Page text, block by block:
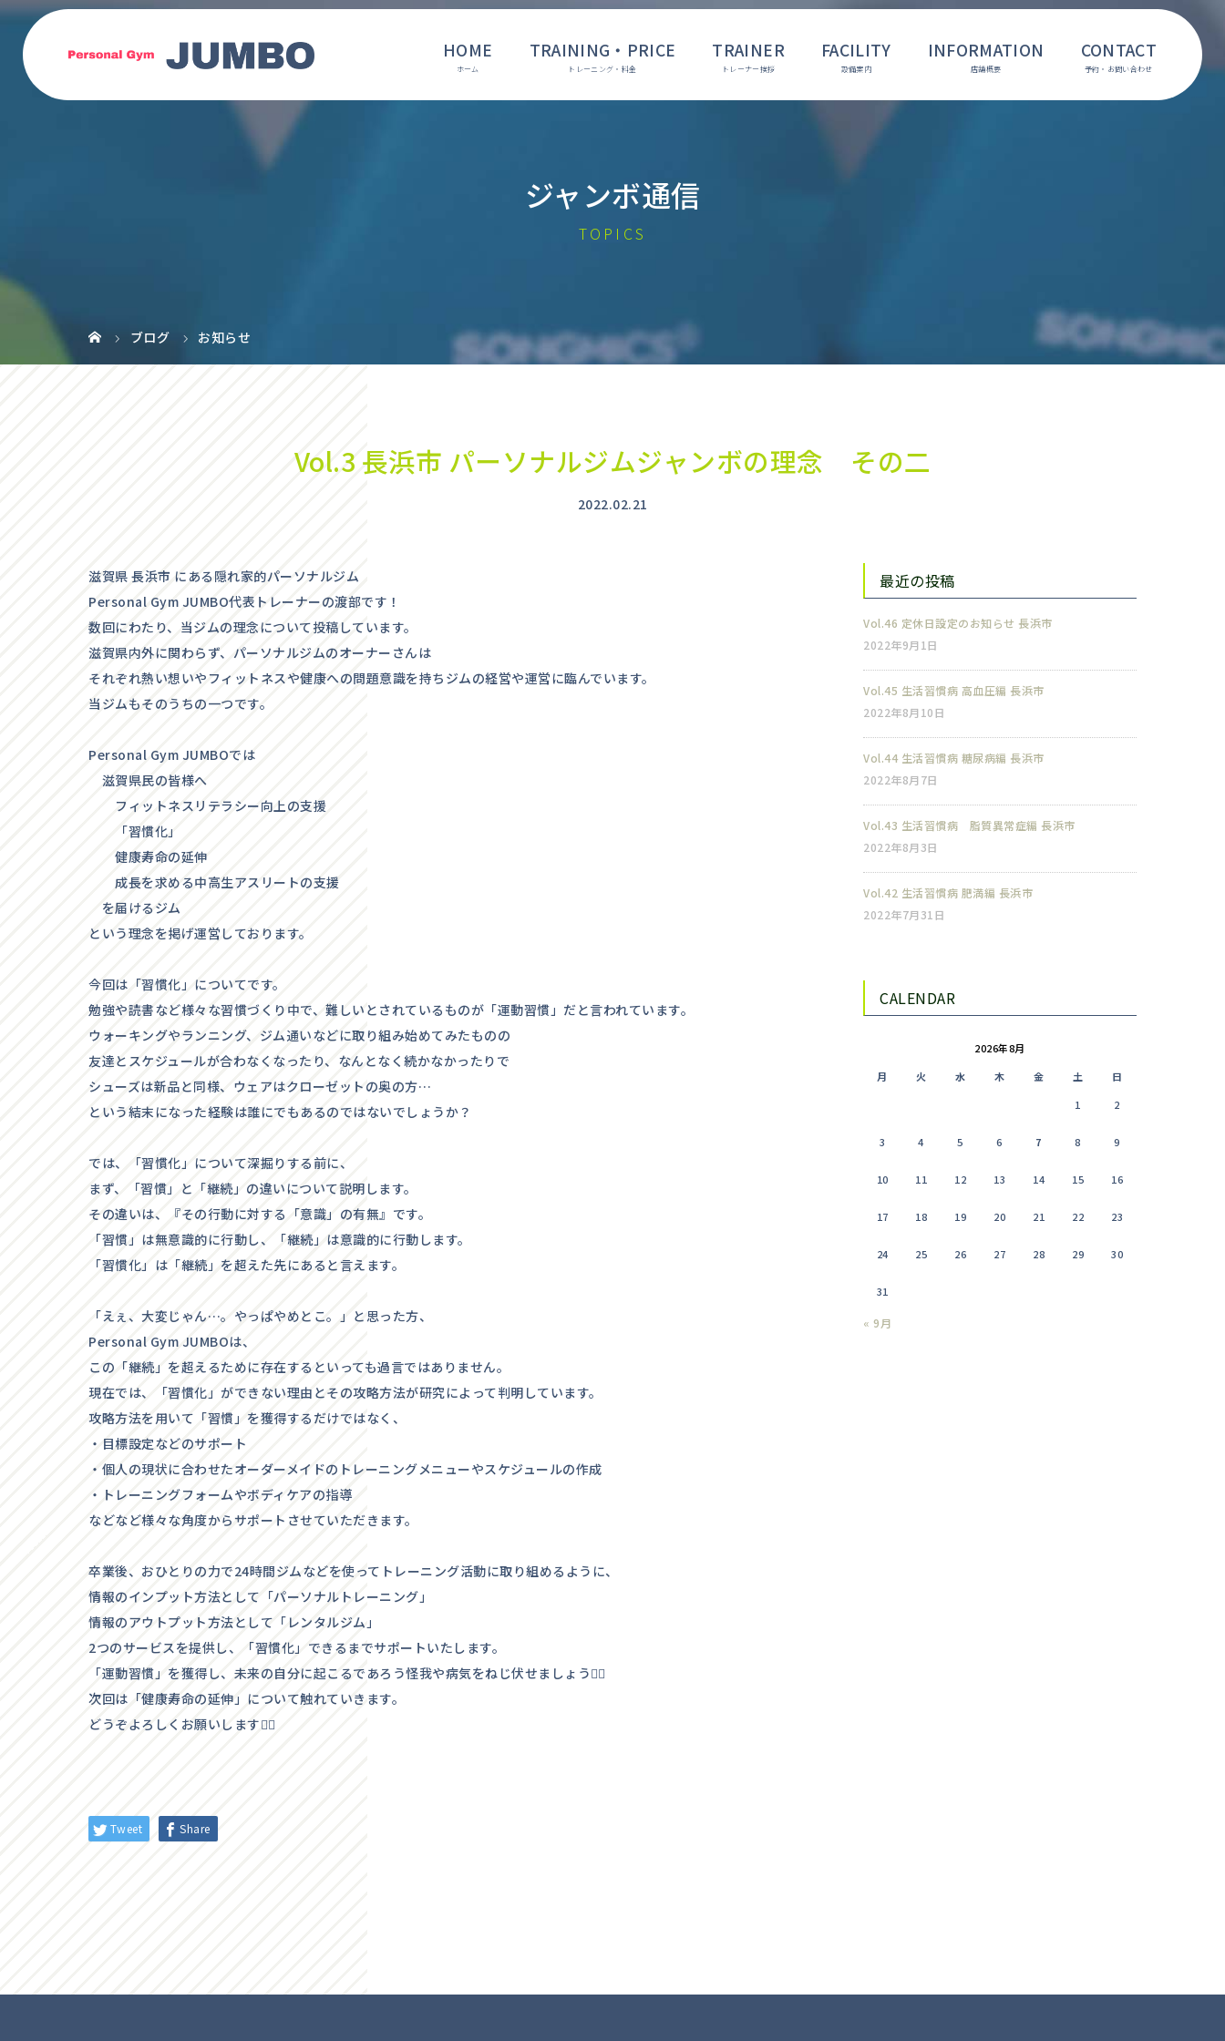
HOME TRAINING・PRICE TRAINER FACILITY INFORMATION CONTACT
ジャンボ通信
TOPICS
ブログ お知らせ
Vol.3 長浜市 パーソナルジムジャンボの理念 その二
2022.02.21
滋賀県 長浜市 にある隠れ家的パーソナルジム
Personal Gym JUMBO代表トレーナーの渡部です！
数回にわたり、当ジムの理念について投稿しています。
滋賀県内外に関わらず、パーソナルジムのオーナーさんは
それぞれ熱い想いやフィットネスや健康への問題意識を持ちジムの経営や運営に臨んでいます。
当ジムもそのうちの一つです。
Personal Gym JUMBOでは
滋賀県民の皆様へ
フィットネスリテラシー向上の支援
「習慣化」
健康寿命の延伸
成長を求める中高生アスリートの支援
を届けるジム
という理念を掲げ運営しております。
今回は「習慣化」についてです。
勉強や読書など様々な習慣づくり中で、難しいとされているものが「運動習慣」だと言われています。
ウォーキングやランニング、ジム通いなどに取り組み始めてみたものの
友達とスケジュールが合わなくなったり、なんとなく続かなかったりで
シューズは新品と同様、ウェアはクローゼットの奥の方…
という結末になった経験は誰にでもあるのではないでしょうか？
では、「習慣化」について深掘りする前に、
まず、「習慣」と「継続」の違いについて説明します。
その違いは、『その行動に対する「意識」の有無』です。
「習慣」は無意識的に行動し、「継続」は意識的に行動します。
「習慣化」は「継続」を超えた先にあると言えます。
「えぇ、大変じゃん…。やっぱやめとこ。」と思った方、
Personal Gym JUMBOは、
この「継続」を超えるために存在するといっても過言ではありません。
現在では、「習慣化」ができない理由とその攻略方法が研究によって判明しています。
攻略方法を用いて「習慣」を獲得するだけではなく、
・目標設定などのサポート
・個人の現状に合わせたオーダーメイドのトレーニングメニューやスケジュールの作成
・トレーニングフォームやボディケアの指導
などなど様々な角度からサポートさせていただきます。
卒業後、おひとりの力で24時間ジムなどを使ってトレーニング活動に取り組めるように、
情報のインプット方法として「パーソナルトレーニング」
情報のアウトプット方法として「レンタルジム」
2つのサービスを提供し、「習慣化」できるまでサポートいたします。
「運動習慣」を獲得し、未来の自分に起こるであろう怪我や病気をねじ伏せましょう🏋️‍♀️
次回は「健康寿命の延伸」について触れていきます。
どうぞよろしくお願いします💁‍♂️
Tweet Share
最近の投稿
Vol.46 定休日設定のお知らせ 長浜市
2022年9月1日
Vol.45 生活習慣病 高血圧編 長浜市
2022年8月10日
Vol.44 生活習慣病 糖尿病編 長浜市
2022年8月7日
Vol.43 生活習慣病 脂質異常症編 長浜市
2022年8月3日
Vol.42 生活習慣病 肥満編 長浜市
2022年7月31日
CALENDAR
2026年8月
月
火 水 木 金 土
日
1
2
3 4 5 6 7 8 9
10 11 12 13 14 15 16
17 18 19 20 21 22 23
24 25 26 27 28 29 30
31
« 9月